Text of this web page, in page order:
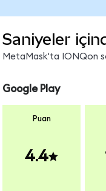
Saniyeler
MetaMask'ta IONQon
Google Play
Puan
4.4